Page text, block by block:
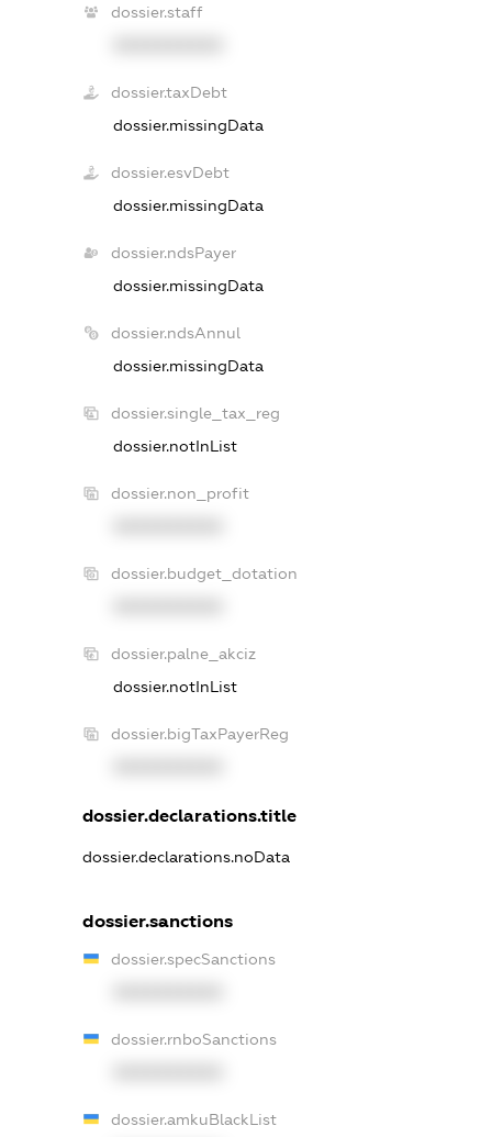
dossier.staff
dossier.taxDebt
dossier.missingData
dossier.esvDebt
dossier.missingData
dossier.ndsPayer
dossier.missingData
dossier.ndsAnnul
dossier.missingData
dossier.single_tax_reg
dossier.notInList
dossier.non_profit
dossier.budget_dotation
dossier.palne_akciz
dossier.notInList
dossier.bigTaxPayerReg
dossier.declarations.title
dossier.declarations.noData
dossier.sanctions
dossier.specSanctions
dossier.rnboSanctions
dossier.amkuBlackList